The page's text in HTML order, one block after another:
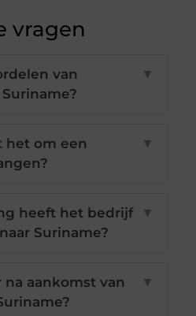
vragen
van
▼
het om een
▼
heeft het bedrijf
Suriname?
▼
aankomst van
▼